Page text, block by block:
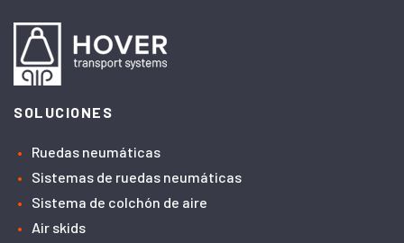
SOLUCIONES
Ruedas neumáticas
Sistemas de ruedas neumáticas
Sistema de colchón de aire
Air skids